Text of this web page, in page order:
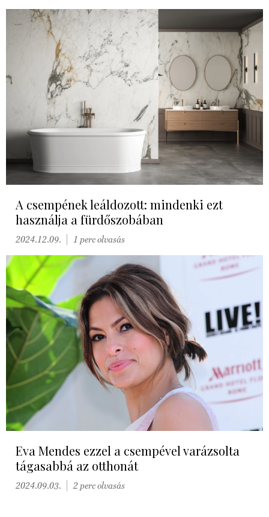
A csempének leáldozott: mindenki ezt
használja a fürdőszobában
2024.12.09. 1 perc olvasás
Eva Mendes ezzel a csempével varázsolta
tágasabbá az otthonát
2024.09.03. 2 perc olvasás